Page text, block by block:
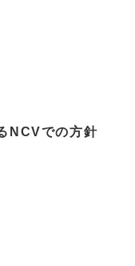
NCVでの方針